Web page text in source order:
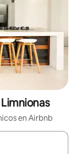
en Airbnb
navega con las